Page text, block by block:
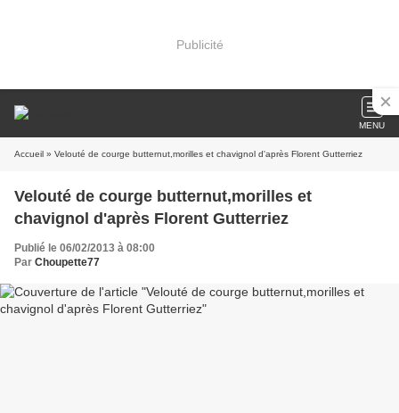
Publicité
MENU
Accueil » Velouté de courge butternut,morilles et chavignol d'après Florent Gutterriez
Velouté de courge butternut,morilles et
chavignol d'après Florent Gutterriez
Publié le 06/02/2013 à 08:00
Par Choupette77